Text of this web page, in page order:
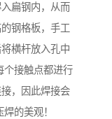
扁钢内，从而
钢格板，手工
横杆放入孔中
个接触点都进行
，因此焊接会
的美观！